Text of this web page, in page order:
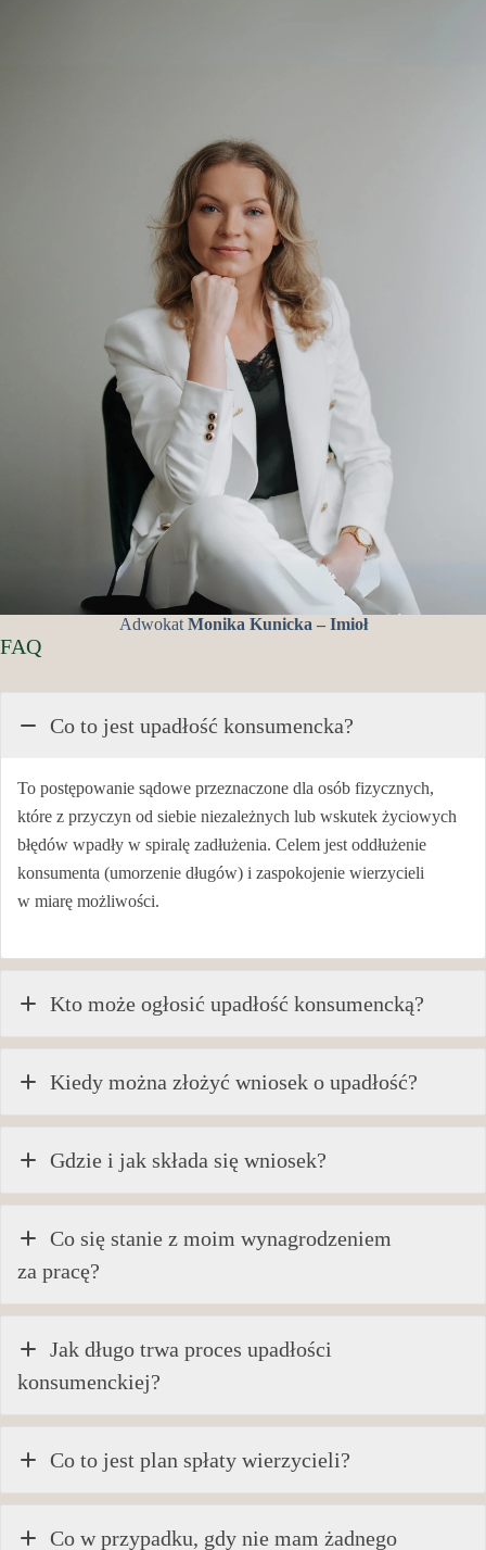
Adwokat Monika Kunicka – Imioł
FAQ
Co to jest upadłość konsumencka?
To postępowanie sądowe przeznaczone dla osób fizycznych,
które z przyczyn od siebie niezależnych lub wskutek życiowych
błędów wpadły w spiralę zadłużenia. Celem jest oddłużenie
konsumenta (umorzenie długów) i zaspokojenie wierzycieli
w miarę możliwości.
Kto może ogłosić upadłość konsumencką?
Kiedy można złożyć wniosek o upadłość?
Gdzie i jak składa się wniosek?
Co się stanie z moim wynagrodzeniem
za pracę?
Jak długo trwa proces upadłości
konsumenckiej?
Co to jest plan spłaty wierzycieli?
Co w przypadku, gdy nie mam żadnego